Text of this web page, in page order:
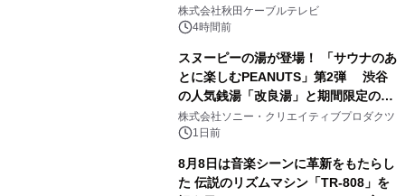
秋田犬の子犬と秋田の四季と名所を巡
るパッケージ～ 9月1日(火)秋田県内で
株式会社秋田ケーブルテレビ
4時間前
スヌーピーの湯が登場！ 「サウナのあ
とに楽しむPEANUTS」第2弾 渋谷
の人気銭湯「改良湯」と期間限定のコ
ラボレーション サウナイキタイコラ
ボグッズも発売決定！
株式会社ソニー・クリエイティブプロダクツ
1日前
8月8日は音楽シーンに革新をもたらし
た 伝説のリズムマシン「TR-808」を